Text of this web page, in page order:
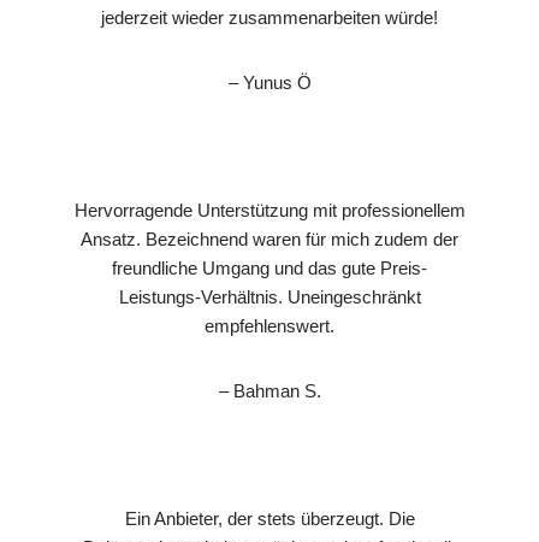
jederzeit wieder zusammenarbeiten würde!
– Yunus Ö
Hervorragende Unterstützung mit professionellem
Ansatz. Bezeichnend waren für mich zudem der
freundliche Umgang und das gute Preis-
Leistungs-Verhältnis. Uneingeschränkt
empfehlenswert.
– Bahman S.
Ein Anbieter, der stets überzeugt. Die